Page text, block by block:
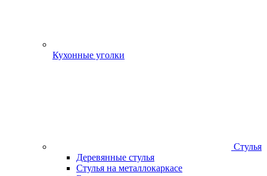
Кухонные уголки
Стулья
Деревянные стулья
Стулья на металлокаркасе